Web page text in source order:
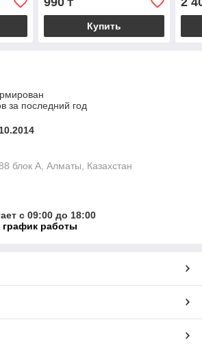
₸
Купить
за последний год
блок A, Алматы, Казахстан
с 09:00 до 18:00
график работы